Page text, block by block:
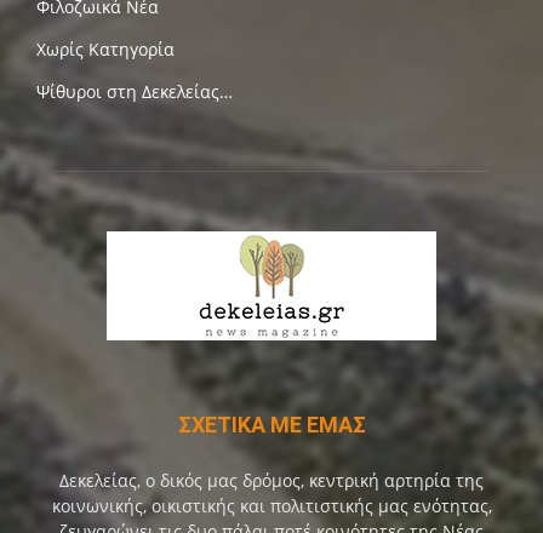
Φιλοζωικά Νέα
Χωρίς Κατηγορία
Ψίθυροι στη Δεκελείας…
ΣΧΕΤΙΚΑ ΜΕ ΕΜΑΣ
Δεκελείας, ο δικός μας δρόμος, κεντρική αρτηρία της
κοινωνικής, οικιστικής και πολιτιστικής μας ενότητας,